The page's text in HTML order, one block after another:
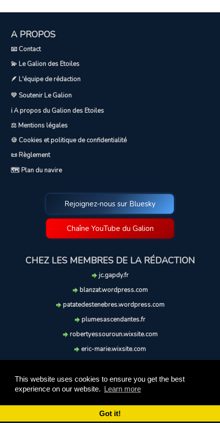
This website uses cookies to ensure you get the best
experience on our website. Learn more
Got it!
A PROPOS
📧 Contact
💫 Le Galion des Etoiles
🪶 L'équipe de rédaction
💛 Soutenir Le Galion
ℹ️ A propos du Galion des Etoiles
⚖️ Mentions légales
🍪 Cookies et politique de confidentialité
📜 Règlement
🗺️ Plan du navire
Rejoignez-nous sur Bluesky
Chaîne YouTube du Galion
CHEZ LES MEMBRES DE LA RÉDACTION
jc.gapdy.fr
blanzat.wordpress.com
patatedestenebres.wordpress.com
plumesascendantes.fr
robertyessouroun.wixsite.com
eric-marie.wixsite.com
soufflereve.blogspot.com
Ce site est réalisé et maintenu avec coeur et passion.